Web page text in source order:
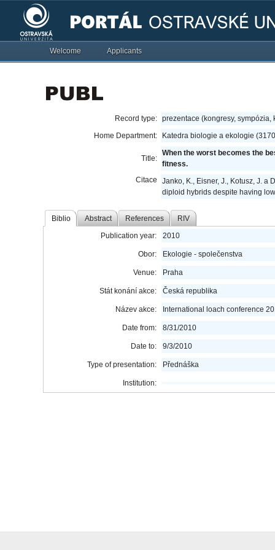
Welcome Applicants
Record type: prezentace (kongresy, sympózia,
Home Department:
Katedra biologie a ekologie
Title:
When the worst becomes the
fitness.
Citace
Janko, K., Eisner, J., Kotusz, J. a
diploid hybrids despite having
Biblio Abstract References RIV
Publication year: 2010
Obor: Ekologie - společenstva
Venue: Praha
Stát konání akce: Česká republika
Název akce: International loach conference
Date from: 8/31/2010
Date to: 9/3/2010
Type of presentation: Přednáška
Institution: